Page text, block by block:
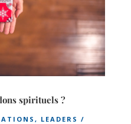
spirituels ?
, LEADERS /